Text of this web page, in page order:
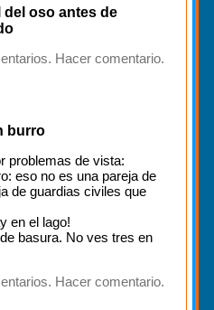
del oso antes de
Hacer comentario.
burro
problemas de vista:
eso no es una pareja de
de guardias civiles que
en el lago!
basura. No ves tres en
Hacer comentario.